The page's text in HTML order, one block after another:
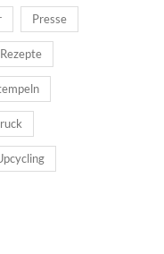
Presse
Rezepte